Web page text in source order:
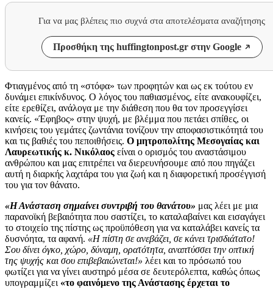
Για να μας βλέπεις πιο συχνά στα αποτελέσματα αναζήτησης
Προσθήκη της huffingtonpost.gr στην Google
Φτιαγμένος από τη «στόφα» των προφητών και ως εκ τούτου εν
δυνάμει επικίνδυνος. Ο λόγος του παθιασμένος, είτε ανακουφίζει,
είτε ερεθίζει, ανάλογα με την διάθεση που θα τον προσεγγίσει
κανείς. «Έφηβος» στην ψυχή, με βλέμμα που πετάει σπίθες, οι
κινήσεις του γεμάτες ζωντάνια τονίζουν την αποφασιστικότητά του
και τις βαθιές του πεποιθήσεις. Ο μητροπολίτης Μεσογαίας και
Λαυρεωτικής κ. Νικόλαος είναι ο ορισμός του αναστάσιμου
ανθρώπου και μας επιτρέπει να διερευνήσουμε από που πηγάζει
αυτή η διαρκής λαχτάρα του για ζωή και η διαφορετική προσέγγισή
του για τον θάνατο.
«Η Ανάσταση σημαίνει συντριβή του θανάτου» μας λέει με μια
παρανοϊκή βεβαιότητα που σαστίζει, το καταλαβαίνει και εισαγάγει
το στοιχείο της πίστης ως προϋπόθεση για να καταλάβει κανείς τα
δυσνόητα, τα αφανή. «Η πίστη σε ανεβάζει, σε κάνει τρισδιάτατο!
Σου δίνει όγκο, χώρο, δύναμη, ορατότητα, αναπτύσσει την οπτική
της ψυχής και σου επιβεβαιώνεται!» λέει και το πρόσωπό του
φωτίζει για να γίνει αυστηρό μέσα σε δευτερόλεπτα, καθώς όπως
υπογραμμίζει «το φαινόμενο της Ανάστασης έρχεται το